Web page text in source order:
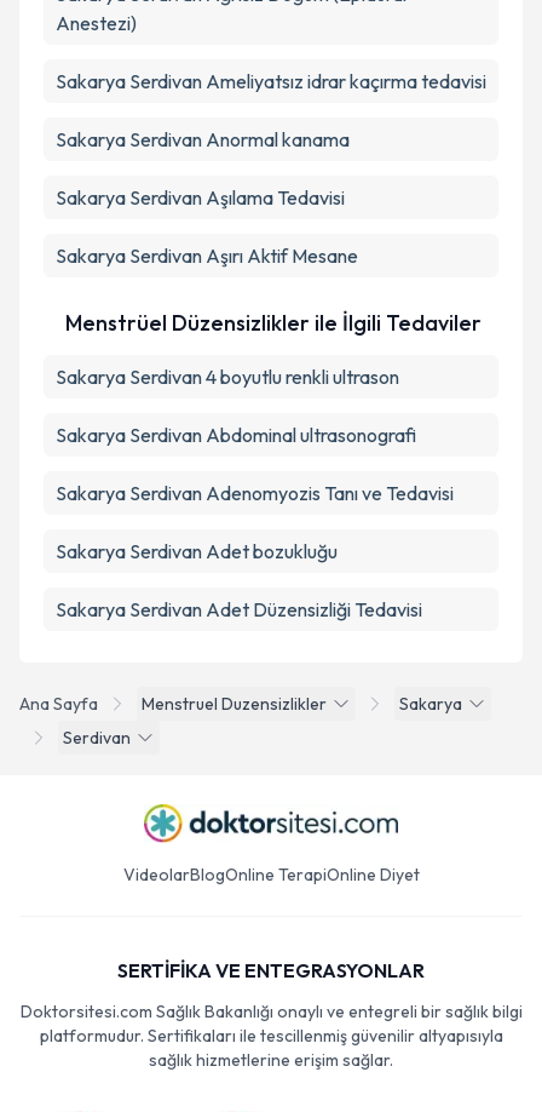
Ana Sayfa Menstruel Duzensizlikler
Sakarya
Serdivan
Anestezi)
Sakarya Serdivan Ameliyatsız idrar kaçırma tedavisi
Sakarya Serdivan Anormal kanama
Sakarya Serdivan Aşılama Tedavisi
Sakarya Serdivan Aşırı Aktif Mesane
Menstrüel Düzensizlikler ile İlgili Tedaviler
Sakarya Serdivan 4 boyutlu renkli ultrason
Sakarya Serdivan Abdominal ultrasonografi
Sakarya Serdivan Adenomyozis Tanı ve Tedavisi
Sakarya Serdivan Adet bozukluğu
Sakarya Serdivan Adet Düzensizliği Tedavisi
VideolarBlogOnline TerapiOnline Diyet
SERTİFİKA VE ENTEGRASYONLAR
Doktorsitesi.com Sağlık Bakanlığı onaylı ve entegreli bir sağlık bilgi
platformudur. Sertifikaları ile tescillenmiş güvenilir altyapısıyla
sağlık hizmetlerine erişim sağlar.